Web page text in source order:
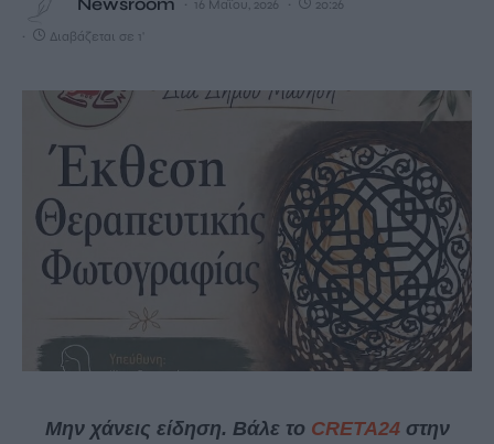
16 Μαΐου, 2026 20:26
Διαβάζεται σε 1'
Μην χάνεις είδηση. Βάλε το CRETA24στην